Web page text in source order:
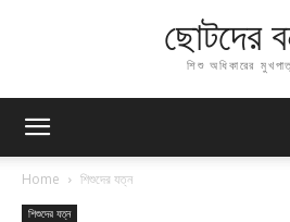
ছোটদের
শিশু অধিকারের
Home শিশুদের যত্ন
শিশুদের যত্ন